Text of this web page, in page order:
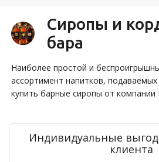
Сиропы и
бара
Наиболее простой и
ассортимент напитков,
купить барные сиропы от компании
Индивидуальные
клиента